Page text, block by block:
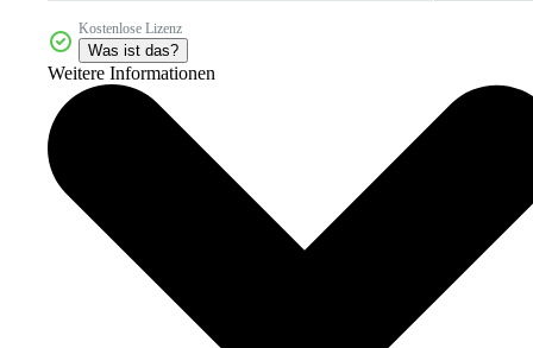
Kostenlose Lizenz
Was ist das?
Weitere Informationen